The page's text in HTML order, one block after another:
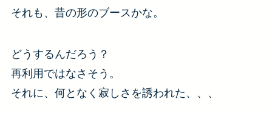
それも、昔の形のブースかな。
どうするんだろう？
再利用ではなさそう。
それに、何となく寂しさを誘われた、、、